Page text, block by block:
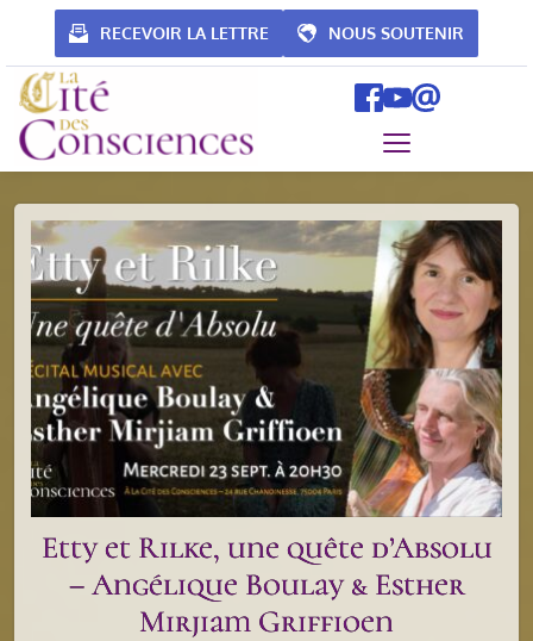
contenu
RECEVOIR LA LETTRE NOUS SOUTENIR
Etty et Rilke, une quête d’Absolu
– Angélique Boulay & Esther
Mirjiam Griffioen